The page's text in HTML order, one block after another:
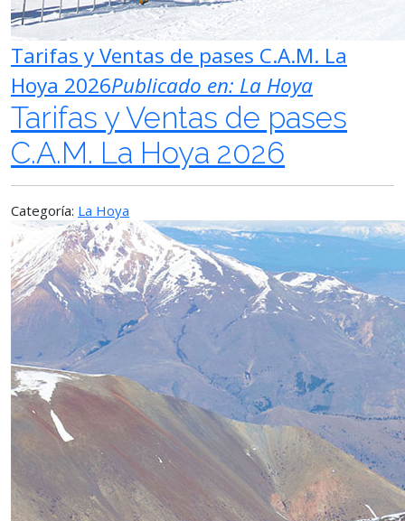
Tarifas y Ventas de pases C.A.M. La
Hoya 2026Publicado en: La Hoya
Tarifas y Ventas de pases
C.A.M. La Hoya 2026
Categoría: La Hoya